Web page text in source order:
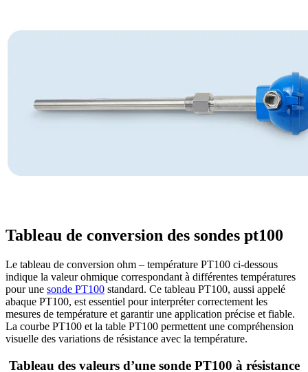
Tableau de conversion des sondes pt100
Le tableau de conversion ohm – température PT100 ci-dessous
indique la valeur ohmique correspondant à différentes températures
pour une sonde PT100 standard. Ce tableau PT100, aussi appelé
abaque PT100, est essentiel pour interpréter correctement les
mesures de température et garantir une application précise et fiable.
La courbe PT100 et la table PT100 permettent une compréhension
visuelle des variations de résistance avec la température.
Tableau des valeurs d’une sonde PT100 à résistance